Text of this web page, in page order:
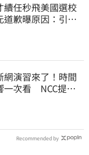
續任秒飛美國選校
道歉曝原因：引起
網演習來了！時間
一次看 NCC提醒
Recommended by